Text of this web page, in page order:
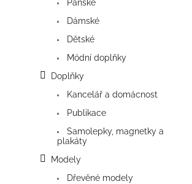
Pánské
Dámské
Dětské
Módní doplňky
Doplňky
Kancelář a domácnost
Publikace
Samolepky, magnetky a
plakáty
Modely
Dřevěné modely